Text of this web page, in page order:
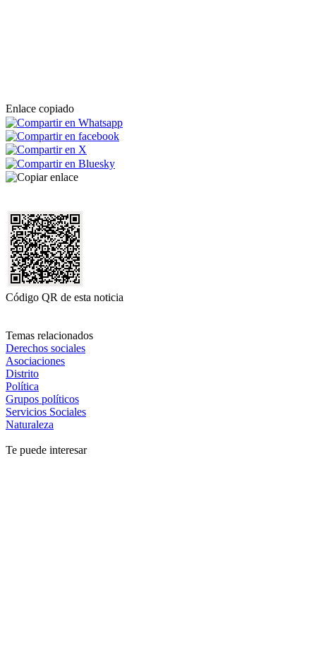
Enlace copiado
Código QR de esta noticia
Temas relacionados
Derechos sociales
Asociaciones
Distrito
Política
Grupos políticos
Servicios Sociales
Naturaleza
Te puede interesar